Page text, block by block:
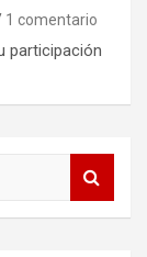
1 comentario
participación